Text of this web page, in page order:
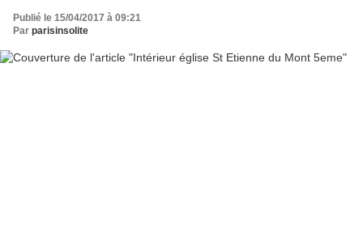
Publié le 15/04/2017 à 09:21
Par parisinsolite